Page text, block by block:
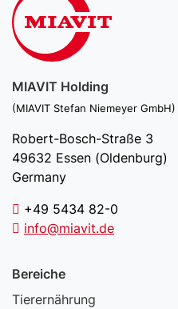
MIAVIT Holding
(MIAVIT Stefan Niemeyer GmbH)
Robert-Bosch-Straße 3
49632 Essen (Oldenburg)
Germany
+49 5434 82-0
info@miavit.de
Bereiche
Tierernährung